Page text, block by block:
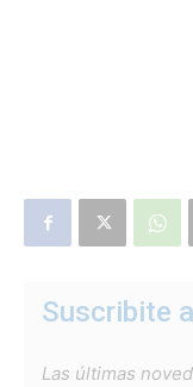
Suscribite
Las últimas